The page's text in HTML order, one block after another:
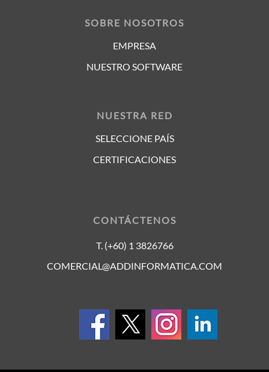
SOBRE NOSOTROS
EMPRESA
NUESTRO SOFTWARE
NUESTRA RED
SELECCIONE PAÍS
CERTIFICACIONES
CONTÁCTENOS
T. (+60) 1 3826766
COMERCIAL@ADDINFORMATICA.COM